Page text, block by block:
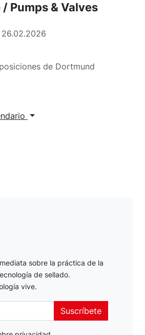
Pumps & Valves
de Dortmund
sobre la práctica de la
de sellado.
vive.
Suscríbete